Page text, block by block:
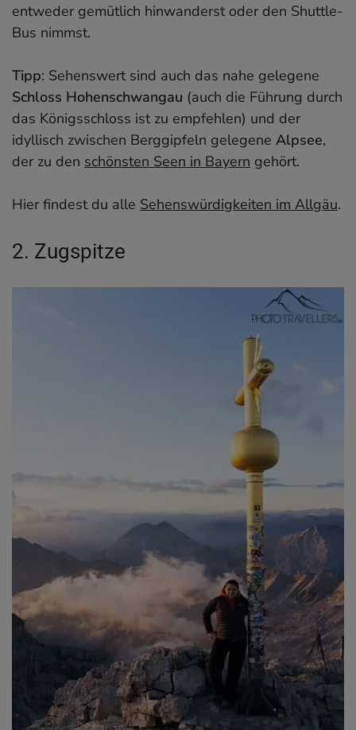
entweder gemütlich hinwanderst oder den Shuttle-
Bus nimmst.
Tipp: Sehenswert sind auch das nahe gelegene
Schloss Hohenschwangau (auch die Führung durch
das Königsschloss ist zu empfehlen) und der
idyllisch zwischen Berggipfeln gelegene Alpsee,
der zu den schönsten Seen in Bayern gehört.
Hier findest du alle Sehenswürdigkeiten im Allgäu.
2. Zugspitze